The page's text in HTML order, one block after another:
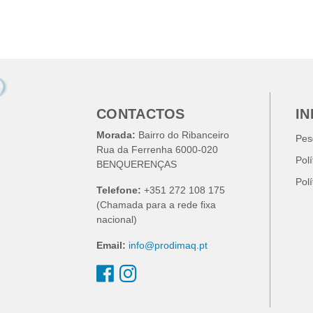
CONTACTOS
Morada: Bairro do Ribanceiro
Rua da Ferrenha 6000-020
BENQUERENÇAS
Telefone: +351 272 108 175
(Chamada para a rede fixa
nacional)
Email: info@prodimaq.pt